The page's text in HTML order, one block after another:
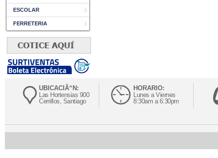
ESCOLAR
FERRETERIA
UBICACIÃ“N:
Las Hortensias 900
Cerrillos, Santiago
HORARIO:
Lunes a Viernes
8:30am a 6:30pm